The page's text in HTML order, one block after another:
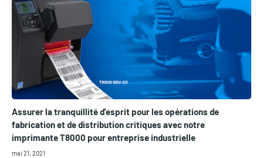
Assurer la tranquillité d'esprit pour les opérations de
fabrication et de distribution critiques avec notre
imprimante T8000 pour entreprise industrielle
mai 21, 2021